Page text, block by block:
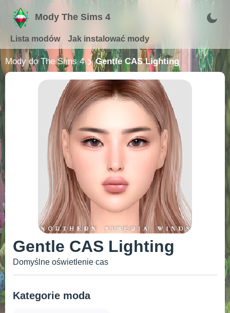
Mody The Sims 4
Lista modów Jak instalować mody
Mody do The Sims 4 Gentle CAS Lighting
Gentle CAS Lighting
Domyślne oświetlenie cas
Kategorie moda